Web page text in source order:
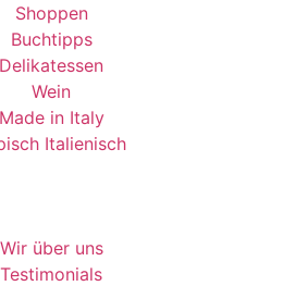
Shoppen
Buchtipps
Delikatessen
Wein
Made in Italy
Italienisch
Wir über uns
Testimonials